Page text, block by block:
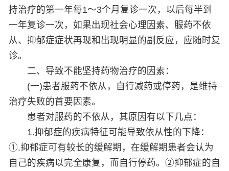
持治疗的第一年每1～3个月复诊一次，以后每半到
一年复诊一次，如果出现社会心理因素、服药不依
从、抑郁症症状再现和出现明显的副反应，应随时复
诊。
二、导致不能坚持药物治疗的因素：
(一)患者服药不依从，自行减药或停药，是维持
治疗失败的首要因素。
患者对服药的不依从，其原因有以下几点：
1.抑郁症的疾病特征可能导致依从性的下降：
①.抑郁症可有较长的缓解期，在缓解期患者会认为
自己的疾病以完全康复，而自行停药。②抑郁症的自